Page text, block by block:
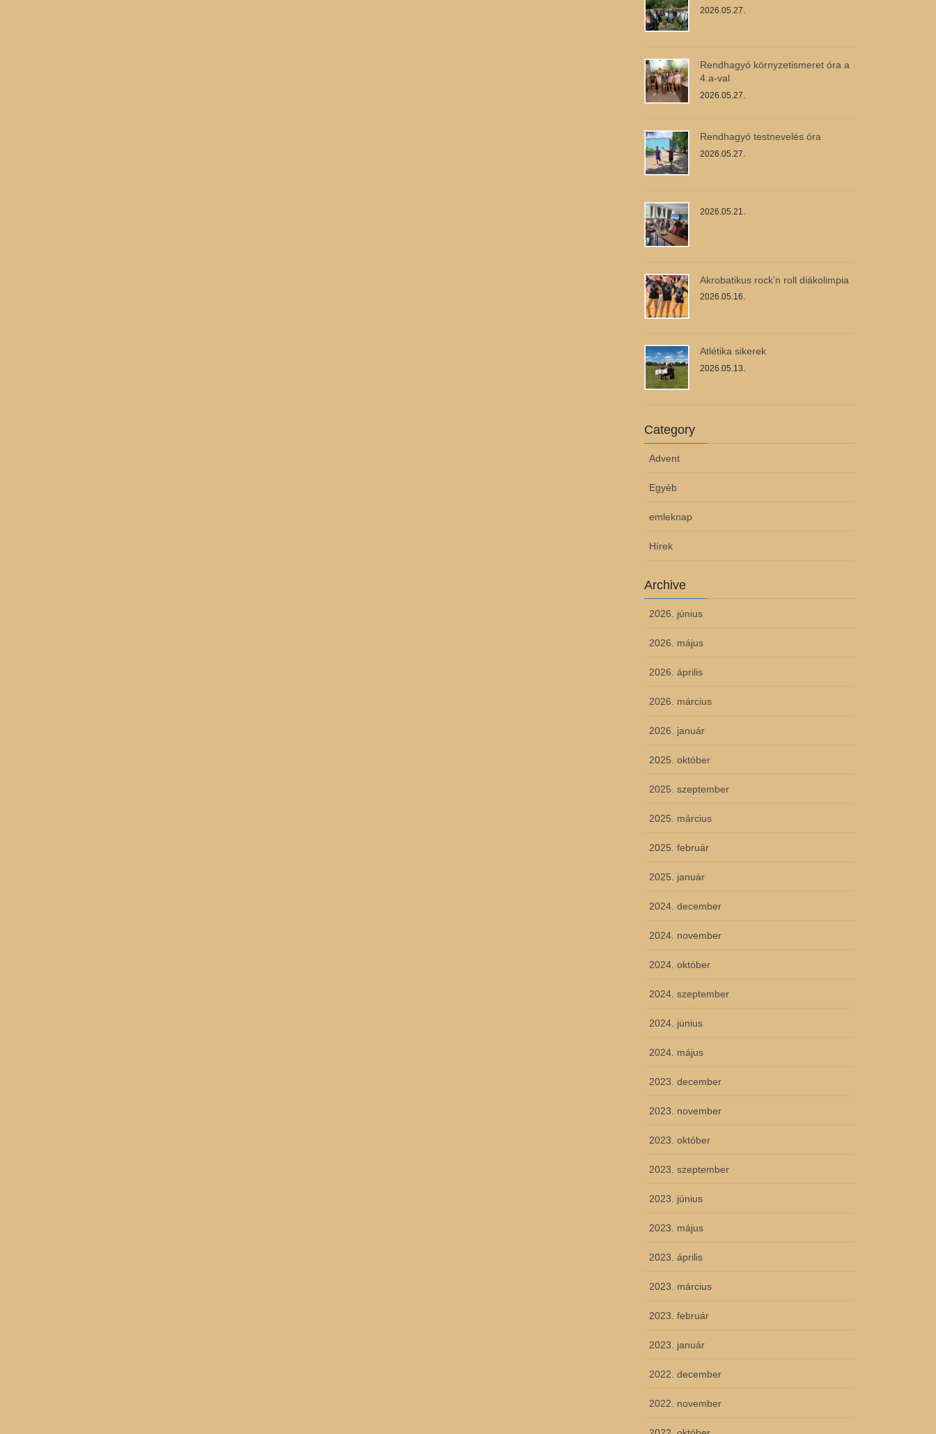
2026.05.27.
Rendhagyó környzetismeret óra a
4.a-val
2026.05.27.
Rendhagyó testnevelés óra
2026.05.27.
2026.05.21.
Akrobatikus rock’n roll diákolimpia
2026.05.16.
Atlétika sikerek
2026.05.13.
Category
Advent
Egyéb
emleknap
Hírek
Archive
2026. június
2026. május
2026. április
2026. március
2026. január
2025. október
2025. szeptember
2025. március
2025. február
2025. január
2024. december
2024. november
2024. október
2024. szeptember
2024. június
2024. május
2023. december
2023. november
2023. október
2023. szeptember
2023. június
2023. május
2023. április
2023. március
2023. február
2023. január
2022. december
2022. november